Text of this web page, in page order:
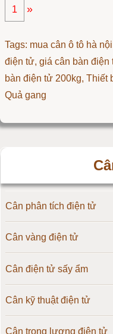
1 »
Tags: mua cân ô tô hà
điện tử, giá cân bàn điện
bàn điện tử 200kg, Thiết
Quả gang
Cân phân tích điện tử
Cân vàng điện tử
Cân điện tử sấy ẩm
Cân kỹ thuật điện tử
Cân trọng lượng điện tử